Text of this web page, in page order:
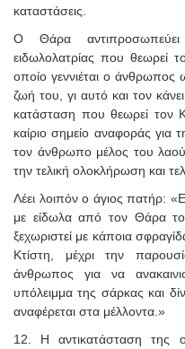
καταστάσεις.
Ο Θάρα
ειδωλολατρίας που θεωρεί
οποίο γεννιέται ο άνθρωπος
ζωή του, γι αυτό και τον
κατάσταση που θεωρεί τον
καίριο σημείο αναφοράς
τον άνθρωπο μέλος του λαού
την τελική ολοκλήρωση και
Λέει λοιπόν ο άγιος πατήρ:
με είδωλα από τον Θάρα
ξεχωριστεί με κάποια
Κτίστη, μέχρι την
άνθρωπος για να
υπόλειμμα της σάρκας και
αναφέρεται στα μέλλοντα.»
12. Η αντικατάσταση της